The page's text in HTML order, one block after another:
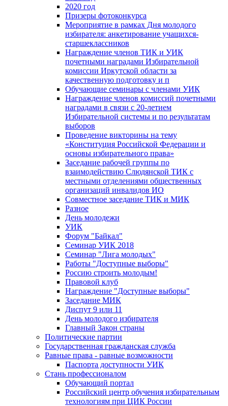
2020 год
Призеры фотоконкурса
Мероприятие в рамках Дня молодого
избирателя: анкетирование учащихся-
старшеклассников
Награждение членов ТИК и УИК
почетными наградами Избирательной
комиссии Иркутской области за
качественную подготовку и п
Обучающие семинары с членами УИК
Награждение членов комиссий почетными
наградами в связи с 20-летием
Избирательной системы и по результатам
выборов
Проведение викторины на тему
«Конституция Российской Федерации и
основы избирательного права»
Заседание рабочей группы по
взаимодействию Слюдянской ТИК с
местными отделениями общественных
организаций инвалидов ИО
Совместное заседание ТИК и МИК
Разное
День молодежи
УИК
Форум "Байкал"
Семинар УИК 2018
Семинар "Лига молодых"
Работы "Доступные выборы"
Россию строить молодым!
Правовой клуб
Награждение "Доступные выборы"
Заседание МИК
Диспут 9 или 11
День молодого избирателя
Главный Закон страны
Политические партии
Государственная гражданская служба
Равные права - равные возможности
Паспорта доступности УИК
Стань профессионалом
Обучающий портал
Российский центр обучения избирательным
технологиям при ЦИК России